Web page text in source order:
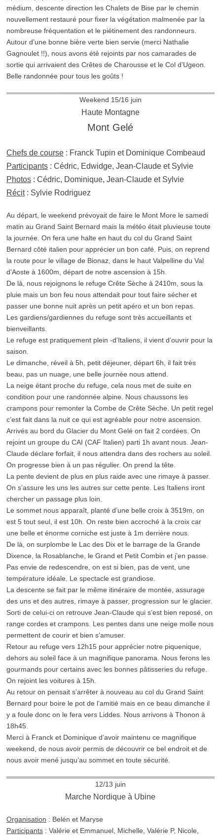
médium, descente direction les Chalets de Bise par le chemin
nouvellement restauré pour fixer la végétation malmenée par la
nombreuse fréquentation et le piétinement des randonneurs.
Autour d’une bonne bière verte bien servie (merci Nathalie
Gagnoulet !!), nous avons été rejoints par nos camarades de
sortie qui arrivaient des Crêtes de Charousse et le Col d’Ugeon.
Belle randonnée pour tous les goûts !
Weekend 15/16 juin
Haute Montagne
Mont Gelé
Chefs de course: Franck Tupin et Dominique Combeaud
Participants: Cédric, Edwidge, Jean-Claude et Sylvie
Photos: Cédric, Dominique, Jean-Claude et Sylvie
Récit: Sylvie Rodriguez
Au départ, le weekend prévoyait de faire le Mont More le samedi
matin au Grand Saint Bernard mais la météo était pluvieuse toute
la journée. On fera une halte en haut du col du Grand Saint
Bernard côté italien pour apprécier un bon café. Puis, on reprend
la route pour le village de Bionaz, dans le haut Valpelline du Val
d’Aoste à 1600m, départ de notre ascension à 15h.
De là, nous rejoignons le refuge Crête Sèche à 2410m, sous la
pluie mais un bon feu nous attendait pour tout faire sécher et
passer une bonne nuit après un petit apéro et un bon repas.
Les gardiens/gardiennes du refuge sont très accueillants et
bienveillants.
Le refuge est pratiquement plein -d’Italiens, il vient d’ouvrir pour la
saison.
Le dimanche, réveil à 5h, petit déjeuner, départ 6h, il fait très
beau, pas un nuage, une belle journée nous attend.
La neige étant proche du refuge, cela nous met de suite en
condition pour une randonnée alpine. Nous chaussons les
crampons pour remonter la Combe de Crête Sèche. Un petit regel
c’est fait dans la nuit ce qui est agréable pour notre ascension.
Arrivés au bord du Glacier du Mont Gelé on fait 2 cordées. On
rejoint un groupe du CAI (CAF Italien) parti 1h avant nous. Jean-
Claude déclare forfait, il nous attendra dans des rochers au soleil.
On progresse bien à un pas régulier. On prend la tête.
La pente devient de plus en plus raide avec une rimaye à passer.
On s’assure les uns les autres sur cette pente. Les Italiens iront
chercher un passage plus loin.
Le sommet nous apparaît, planté d’une belle croix à 3519m, on
est 5 tout seul, il est 10h. On reste bien accroché à la croix car
une belle et énorme corniche est juste à 1m derrière nous.
De là, on surplombe le Lac des Dix et le barrage de la Grande
Dixence, la Rosablanche, le Grand et Petit Combin et j’en passe.
Pas envie de redescendre, on est si bien, pas de vent, une
température idéale. Le spectacle est grandiose.
La descente se fait par le même itinéraire de montée, assurage
des uns et des autres, rimaye à passer, progression sur le glacier.
Sorti de celui-ci on retrouve Jean-Claude qui s’est bien reposé, on
range cordes et crampons. Les pentes dans une neige molle nous
permettent de courir et bien s’amuser.
Retour au refuge vers 12h15 pour apprécier notre piquenique,
dehors au soleil face à un magnifique panorama. Nous ferons les
gourmands pour certains avec les bonnes pâtisseries du refuge.
On rejoint les voitures à 15h.
Au retour on pensait s’arrêter à nouveau au col du Grand Saint
Bernard pour boire le pot de l’amitié mais en ce beau dimanche il
y a foule donc on le fera vers Liddes. Nous arrivons à Thonon à
18h45.
Merci à Franck et Dominique d’avoir maintenu ce magnifique
weekend, de nous avoir permis de découvrir ce bel endroit et de
nous avoir mené jusqu’au sommet en toute sécurité.
12/13 juin
Marche Nordique à Ubine
Organisation : Belén et Maryse
Participants: Valérie et Emmanuel, Michelle, Valérie P, Nicole,